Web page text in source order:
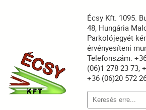
Écsy Kft. 1095.
48, Hungária
Parkolójegyét
érvényesíteni
Telefonszám:
(06)1 278 23 73;
+36 (06)20 572